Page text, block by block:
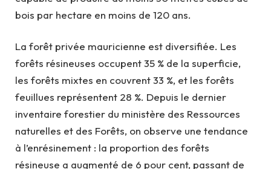
bois par hectare en moins de 120 ans.
La forêt privée mauricienne est diversifiée. Les
forêts résineuses occupent 35 % de la superficie,
les forêts mixtes en couvrent 33 %, et les forêts
feuillues représentent 28 %. Depuis le dernier
inventaire forestier du ministère des Ressources
naturelles et des Forêts, on observe une tendance
à l’enrésinement : la proportion des forêts
résineuse a augmenté de 6 pour cent, passant de